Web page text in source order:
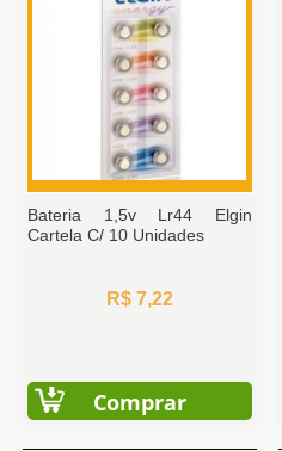
Bateria 1,5v Lr44 Elgin
Cartela C/ 10 Unidades
R$ 7,22
Comprar